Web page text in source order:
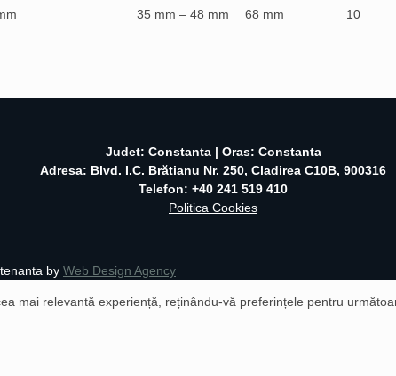
35 mm – 48 mm 68 mm 10
Judet: Constanta | Oras: Constanta
Adresa: Blvd. I.C. Brătianu Nr. 250, Cladirea C10B, 900316
Telefon: +40 241 519 410
Politica Cookies
by Web Design Agency
mai relevantă experiență, reținându-vă preferințele pentru